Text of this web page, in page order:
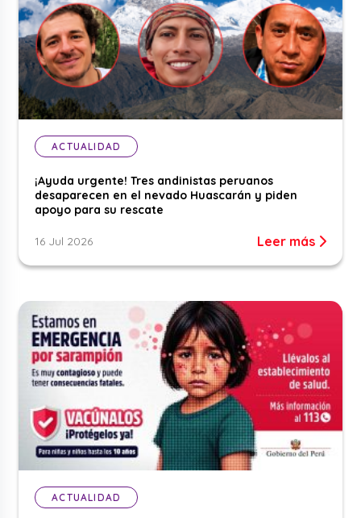
ACTUALIDAD
¡Ayuda urgente! Tres andinistas peruanos
desaparecen en el nevado Huascarán y piden
apoyo para su rescate
16 Jul 2026 Leer más
ACTUALIDAD